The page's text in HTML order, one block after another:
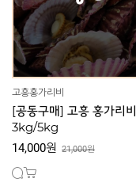
고흥홍가리비
[공동구매] 고흥 홍가리비
3kg/5kg
14,000원 21,000원